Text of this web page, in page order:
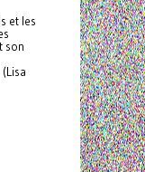
et les
son